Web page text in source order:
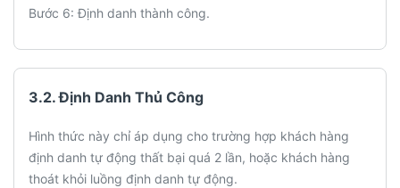
Bước 6: Định danh thành công.
3.2. Định Danh Thủ Công
Hình thức này chỉ áp dụng cho trường hợp khách hàng
định danh tự động thất bại quá 2 lần, hoặc khách hàng
thoát khỏi luồng định danh tự động.